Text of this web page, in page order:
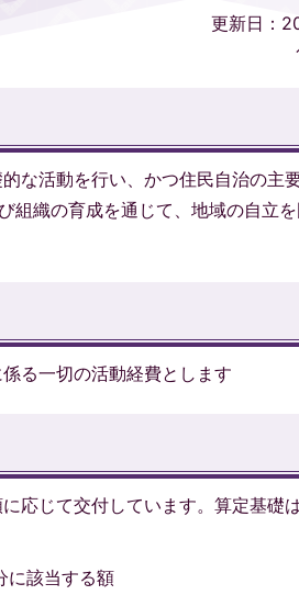
更新日：
な活動を行い、かつ住民自治の主
組織の育成を通じて、地域の自立
る一切の活動経費とします
応じて交付しています。算定基礎
に該当する額